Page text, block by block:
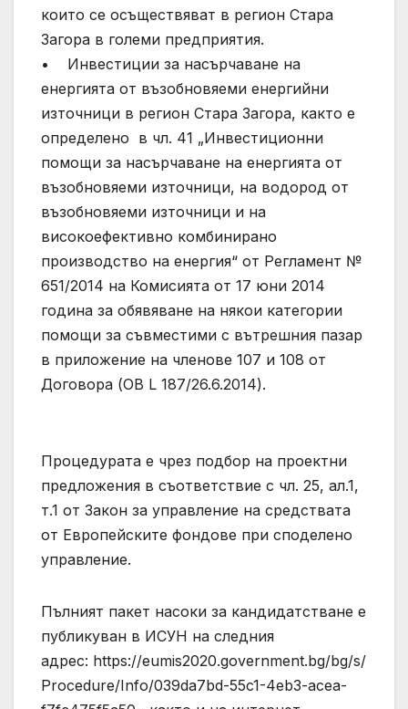
които се осъществяват в регион Стара
Загора в големи предприятия.
• Инвестиции за насърчаване на
енергията от възобновяеми енергийни
източници в регион Стара Загора, както е
определено в чл. 41 „Инвестиционни
помощи за насърчаване на енергията от
възобновяеми източници, на водород от
възобновяеми източници и на
високоефективно комбинирано
производство на енергия“ от Регламент №
651/2014 на Комисията от 17 юни 2014
година за обявяване на някои категории
помощи за съвместими с вътрешния пазар
в приложение на членове 107 и 108 от
Договора (OB L 187/26.6.2014).
Процедурата е чрез подбор на проектни
предложения в съответствие с чл. 25, ал.1,
т.1 от Закон за управление на средствата
от Европейските фондове при споделено
управление.
Пълният пакет насоки за кандидатстване е
публикуван в ИСУН на следния
адрес: https://eumis2020.government.bg/bg/s/
Procedure/Info/039da7bd-55c1-4eb3-acea-